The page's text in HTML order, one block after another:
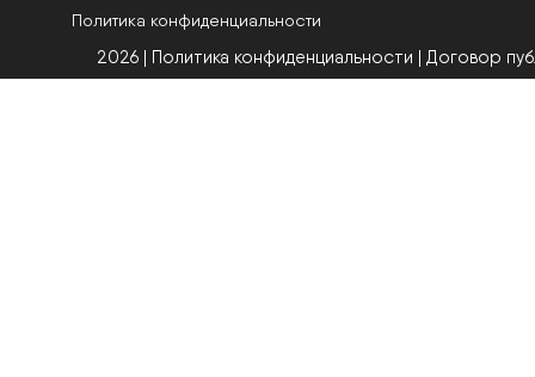
Политика конфиденциальности
2026 | Политика конфиденциальности | Договор